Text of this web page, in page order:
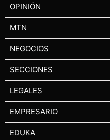
OPINIÓN
MTN
NEGOCIOS
SECCIONES
LEGALES
EMPRESARIO
EDUKA